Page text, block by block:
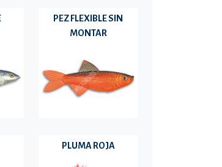
PEZ FLEXIBLE SIN
MONTAR
PLUMA ROJA